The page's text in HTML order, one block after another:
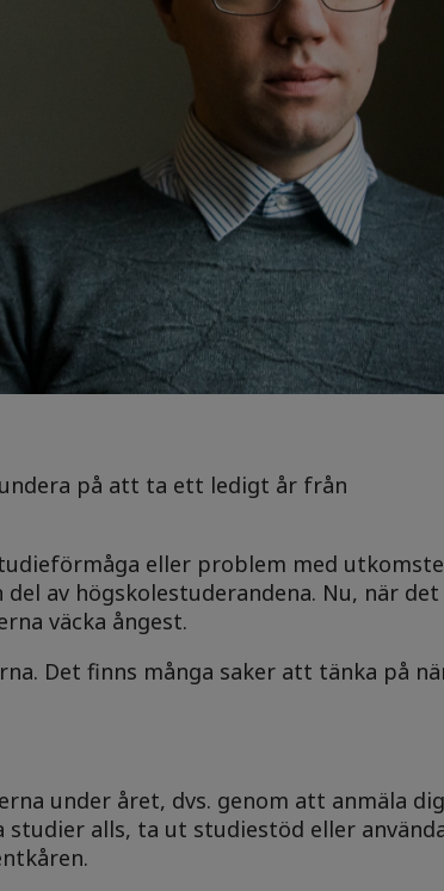
på att ta ett ledigt år från
eller problem med
av högskolestuderandena. Nu, när det
väcka ångest.
Det finns många saker att tänka på
under året, dvs. genom att anmäla
alls, ta ut studiestöd eller använda